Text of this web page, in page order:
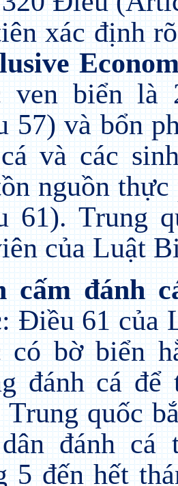
xác định
ven biển là
57) và bổn
và các
nguồn
61). Trung
của Luật
cấm đánh
: Điều 61 của
có bờ biển
đánh cá
Trung quốc
đánh
5 đến hết